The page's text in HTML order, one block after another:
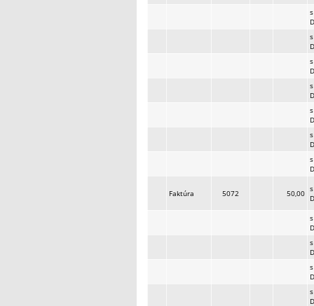
s
s
s
s
s
s
s
Faktúra 5072 50,00 s
s
s
s
s